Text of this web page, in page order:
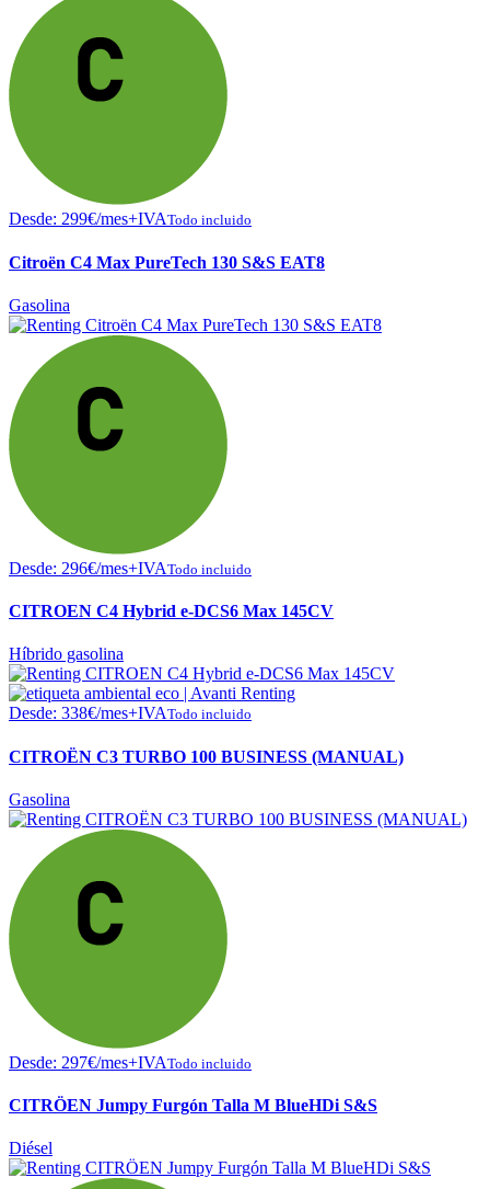
Desde: 299€/mes+IVATodo incluido
Citroën C4 Max PureTech 130 S&S EAT8
Gasolina
Desde: 296€/mes+IVATodo incluido
CITROEN C4 Hybrid e-DCS6 Max 145CV
Híbrido gasolina
Desde: 338€/mes+IVATodo incluido
CITROËN C3 TURBO 100 BUSINESS (MANUAL)
Gasolina
Desde: 297€/mes+IVATodo incluido
CITRÖEN Jumpy Furgón Talla M BlueHDi S&S
Diésel